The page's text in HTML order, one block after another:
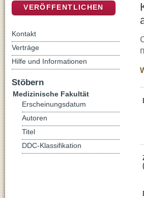
VERÖFFENTLICHEN
Kontakt
Verträge
Hilfe und Informationen
Stöbern
Medizinische Fakultät
Erscheinungsdatum
Autoren
Titel
DDC-Klassifikation